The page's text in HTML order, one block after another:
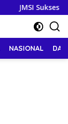
JMSI Sukses
NASIONAL